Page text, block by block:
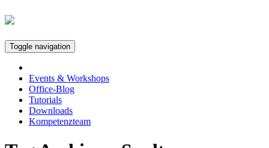
Toggle navigation
Events & Workshops
Office-Blog
Tutorials
Downloads
Kompetenzteam